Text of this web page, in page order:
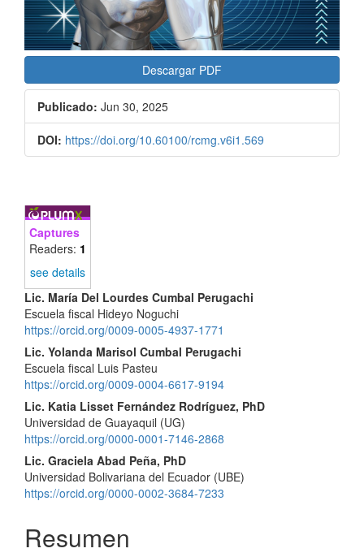
Descargar PDF
Publicado: Jun 30, 2025
DOI: https://doi.org/10.60100/rcmg.v6i1.569
Captures
Readers: 1
see details
Contenido
principal
del
artículo
Lic. María Del Lourdes Cumbal Perugachi
Escuela fiscal Hideyo Noguchi
https://orcid.org/0009-0005-4937-1771
Lic. Yolanda Marisol Cumbal Perugachi
Escuela fiscal Luis Pasteu
https://orcid.org/0009-0004-6617-9194
Lic. Katia Lisset Fernández Rodríguez, PhD
Universidad de Guayaquil (UG)
https://orcid.org/0000-0001-7146-2868
Lic. Graciela Abad Peña, PhD
Universidad Bolivariana del Ecuador (UBE)
https://orcid.org/0000-0002-3684-7233
Resumen